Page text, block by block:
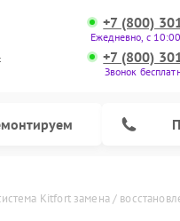
+7 (800)
Ежедневно, с
+7 (800)
Звонок
Kitfort замена /